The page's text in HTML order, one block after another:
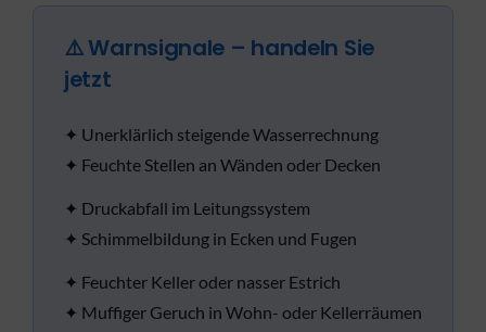
⚠️ Warnsignale – handeln Sie
jetzt
✦ Unerklärlich steigende Wasserrechnung
✦ Feuchte Stellen an Wänden oder Decken
✦ Druckabfall im Leitungssystem
✦ Schimmelbildung in Ecken und Fugen
✦ Feuchter Keller oder nasser Estrich
✦ Muffiger Geruch in Wohn- oder Kellerräumen